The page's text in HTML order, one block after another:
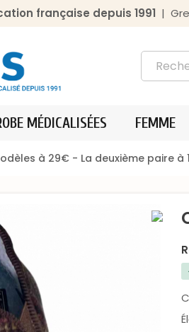
française depuis 1991 |
MÉDICALISÉES FEMME
à 29€ - La deuxième paire à